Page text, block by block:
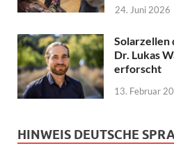
24. Juni 2026
Solarzellen
Dr. Lukas
erforscht
13. Februar
HINWEIS DEUTSCHE